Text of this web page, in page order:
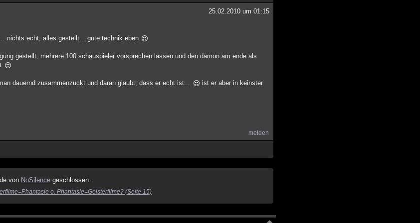
25.02.2010 um 01:15
nichts echt, alles gestellt... gute technik eben
gestellt, mehrere 100 schauspieler vorsprechen lassen und den dämon am ende als
dauernd zusammenzuckt und daran glaubt, dass er echt ist...
ist er aber in keinster
melden
von NoSilence geschlossen.
o. Phantasie=Geisterfilme? (Seite 15)